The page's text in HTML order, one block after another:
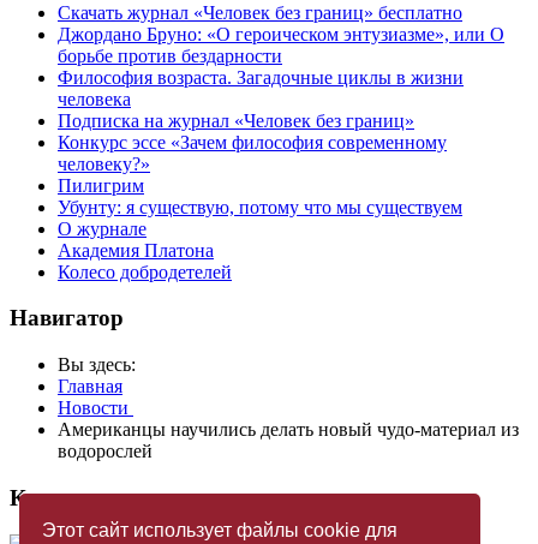
Этот сайт использует файлы cookie для
Скачать журнал «Человек без границ» бесплатно
Джордано Бруно: «О героическом энтузиазме», или О
борьбе против бездарности
Философия возраста. Загадочные циклы в жизни
человека
Подписка на журнал «Человек без границ»
Конкурс эссе «Зачем философия современному
человеку?»
Пилигрим
Убунту: я существую, потому что мы существуем
О журнале
Академия Платона
Колесо добродетелей
Навигатор
Вы здесь:
Главная
Новости
Американцы научились делать новый чудо-материал из
водорослей
Купить журнал